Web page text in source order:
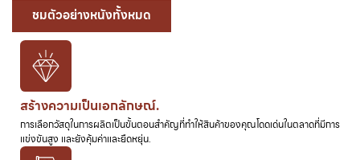
ชมตัวอย่างหนังทั้งหมด
สร้างความเป็นเอกลักษณ์.
การเลือกวัสดุในการผลิตเป็นขั้นตอนสำคัญที่ทำให้สินค้าของคุณโดดเด่นในตลาดที่มีการ
แข่งขันสูง และยังคุ้มค่าและยืดหยุ่น.